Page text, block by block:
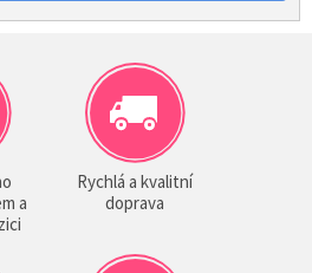
a
Rychlá a kvalitní
doprava